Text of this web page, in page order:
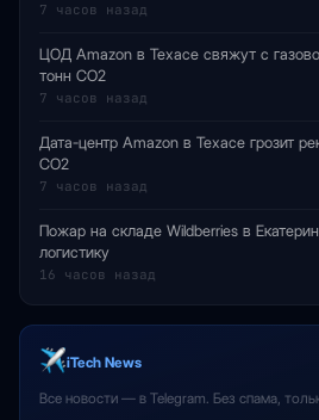
7 часов назад
ЦОД Amazon в Техасе свяжут с
тонн CO2
7 часов назад
Дата-центр Amazon в Техасе грозит
CO2
7 часов назад
Пожар на складе Wildberries в
логистику
16 часов назад
iTech News
Все новости — в Telegram. Без спама,